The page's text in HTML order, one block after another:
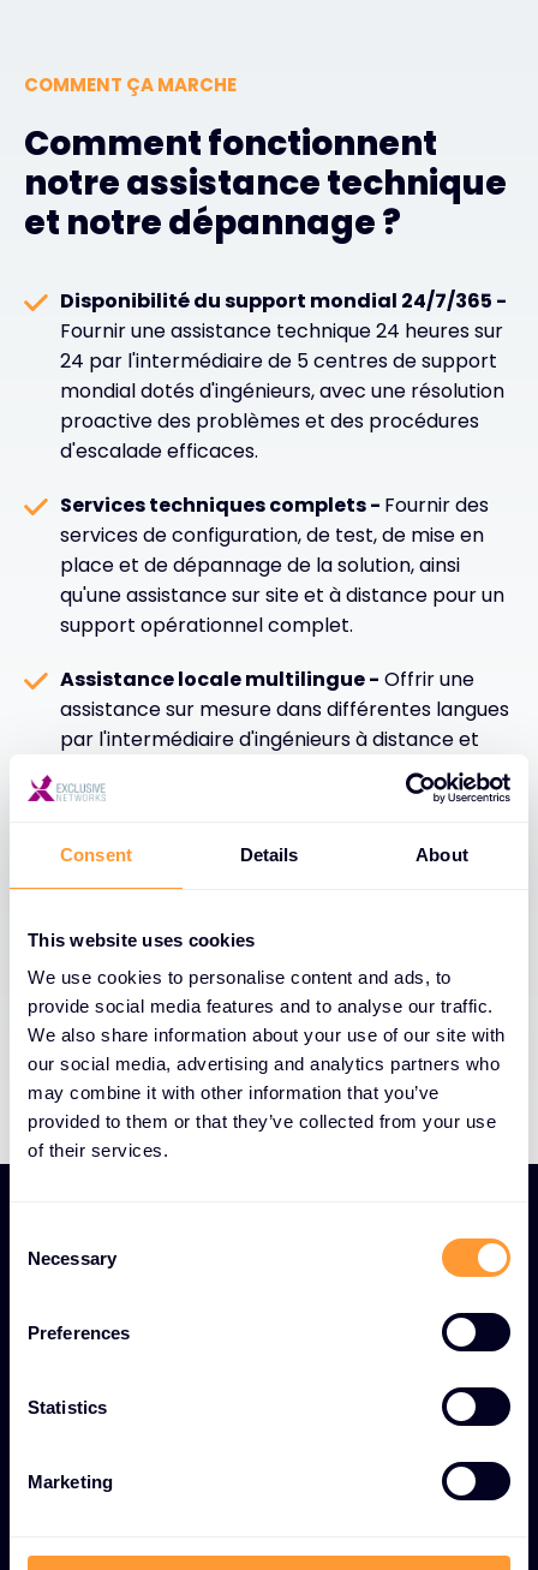
Consent Details About
This website uses cookies
We use cookies to personalise content and ads, to
provide social media features and to analyse our traffic.
We also share information about your use of our site with
our social media, advertising and analytics partners who
may combine it with other information that you’ve
provided to them or that they’ve collected from your use
of their services.
Necessary
Preferences
Statistics
Marketing
COMMENT ÇA MARCHE
Comment fonctionnent
notre assistance technique
et notre dépannage ?
Disponibilité du support mondial 24/7/365 -
Fournir une assistance technique 24 heures sur
24 par l'intermédiaire de 5 centres de support
mondial dotés d'ingénieurs, avec une résolution
proactive des problèmes et des procédures
d'escalade efficaces.
Services techniques complets - Fournir des
services de configuration, de test, de mise en
place et de dépannage de la solution, ainsi
qu'une assistance sur site et à distance pour un
support opérationnel complet.
Assistance locale multilingue - Offrir une
assistance sur mesure dans différentes langues
par l'intermédiaire d'ingénieurs à distance et
d'équipes régionales sur le terrain, afin de
garantir une qualité de service constante à tout
Gestion de la garantie et résolution rapide -
gestion de la garantie et résolution rapide des
problèmes afin de minimiser les perturbations
opérationnelles et de maintenir la continuité de
l'activité.
FONCTIONS UNIQUES D'ASSISTANCE TECHNIQUE ET
Services mondiaux
d'assistance technique et
de dépannage 24 heures